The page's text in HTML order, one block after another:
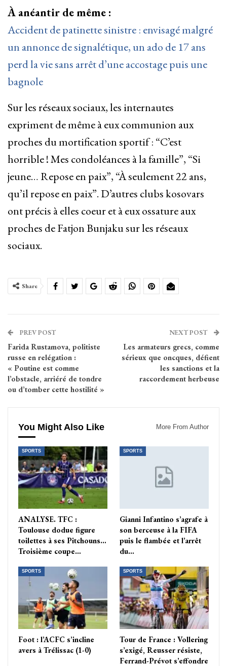
À anéantir de même :
Accident de patinette sinistre : envisagé malgré
un annonce de signalétique, un ado de 17 ans
perd la vie sans arrêt d’une accostage puis une
bagnole
Sur les réseaux sociaux, les internautes
expriment de même à eux communion aux
proches du mortification sportif : “C’est
horrible ! Mes condoléances à la famille”, “Si
jeune… Repose en paix”, “À seulement 22 ans,
qu’il repose en paix”. D’autres clubs kosovars
ont précis à elles coeur et à eux ossature aux
proches de Fatjon Bunjaku sur les réseaux
sociaux.
Share
PREV POST
Farida Rustamova, politiste
russe en relégation :
« Poutine est comme
l’obstacle, arriéré de tondre
ou d’tomber cette hostilité »
NEXT POST
Les armateurs grecs, comme
sérieux que oncques, défient
les sanctions et la
raccordement herbeuse
You Might Also Like More From Author
SPORTS
ANALYSE. TFC :
Toulouse dodue figure
toilettes à ses Pitchouns…
Troisième coupe…
SPORTS
Gianni Infantino s’agrafe à
son berceuse à la FIFA
puis le flambée et l’arrêt
du…
SPORTS
Foot : l’ACFC s’incline
avers à Trélissac (1-0)
SPORTS
Tour de France : Vollering
s’exigé, Reusser résiste,
Ferrand-Prévot s’effondre